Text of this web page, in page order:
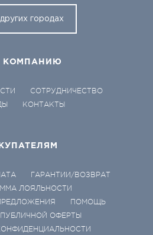
городах
КОМПАНИЮ
СОТРУДНИЧЕСТВО
КОНТАКТЫ
ГАРАНТИИ/ВОЗВРАТ
ЛОЯЛЬНОСТИ
ПОМОЩЬ
ОФЕРТЫ